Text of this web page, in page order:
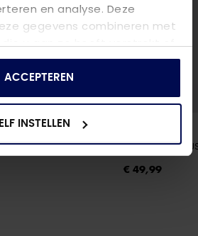
en analyse. Deze
gegevens combineren met
u aan ze heeft verstrekt of
op basis van uw gebruik
ACCEPTEREN
INSTELLEN
DNM REA023- DARK BLUE DENIM ONLMADISON
€ 49,99